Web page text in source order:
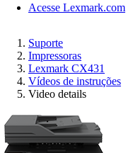
Acesse Lexmark.com
Suporte
Impressoras
Lexmark CX431
Vídeos de instruções
Video details